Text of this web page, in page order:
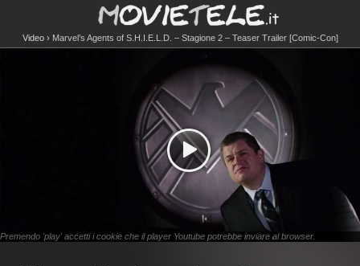
Video Marvel’s Agents of S.H.I.E.L.D. – Stagione 2 – Teaser Trailer [Comic-Con]
Premendo 'play' accetti i cookie che il player Youtube potrebbe inviare al browser.